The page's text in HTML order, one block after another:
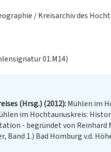
/ Kreisarchiv des
01.M14)
(Hrsg.) (2012) Mühlen im
im Hochtaunuskreis:
- begründet von
Band 1.) Bad Homburg v.d.